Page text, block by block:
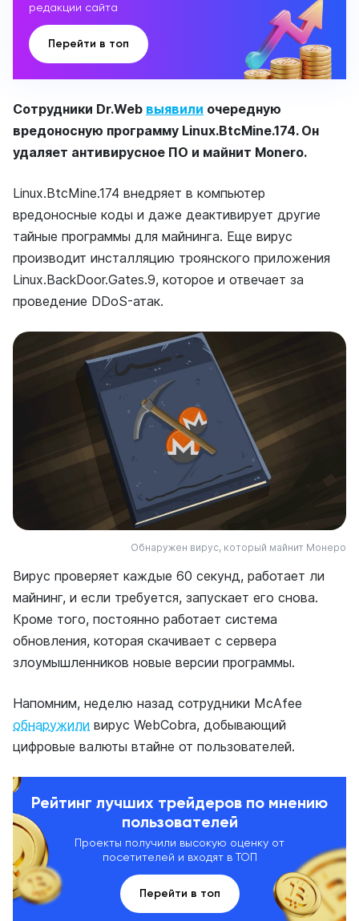
редакции сайта
Перейти в топ
Сотрудники Dr.Web выявили очередную
вредоносную программу Linux.BtcMine.174. Он
удаляет антивирусное ПО и майнит Monero.
Linux.BtcMine.174 внедряет в компьютер
вредоносные коды и даже деактивирует другие
тайные программы для майнинга. Еще вирус
производит инсталляцию троянского приложения
Linux.BackDoor.Gates.9, которое и отвечает за
проведение DDoS-атак.
Обнаружен вирус, который майнит Монеро
Вирус проверяет каждые 60 секунд, работает ли
майнинг, и если требуется, запускает его снова.
Кроме того, постоянно работает система
обновления, которая скачивает с сервера
злоумышленников новые версии программы.
Напомним, неделю назад сотрудники McAfee
обнаружили вирус WebCobra, добывающий
цифровые валюты втайне от пользователей.
Рейтинг лучших трейдеров по мнению
пользователей
Проекты получили высокую оценку от
посетителей и входят в ТОП
Перейти в топ